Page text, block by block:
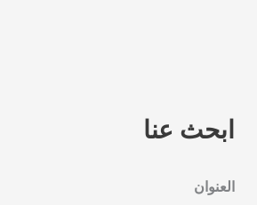
ابحث عنا
العنوان